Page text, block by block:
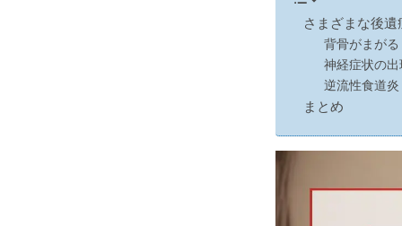
さまざまな後遺
背骨がまがる
神経症状の出
逆流性食道炎
まとめ